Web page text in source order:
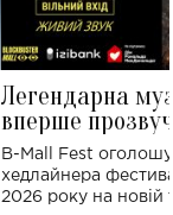
Легендарна
вперше
Україні: де
B-Mall Fest
хедлайнера
2026 року на новій